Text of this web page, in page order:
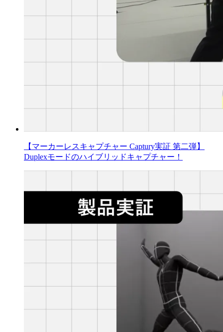
【マーカーレスキャプチャー Captury実証 第二弾】
Duplexモードのハイブリッドキャプチャー！